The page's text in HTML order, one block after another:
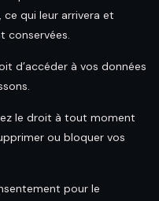
ce qui leur arrivera et
conservées.
d’accéder à vos données
le droit à tout moment
ou bloquer vos
pour le